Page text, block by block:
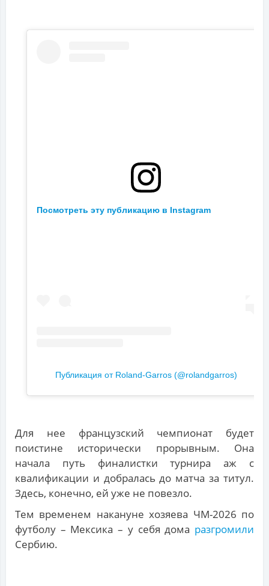
Посмотреть эту публикацию в Instagram
Публикация от Roland-Garros (@rolandgarros)
Для нее французский чемпионат будет
поистине исторически прорывным. Она
начала путь финалистки турнира аж с
квалификации и добралась до матча за титул.
Здесь, конечно, ей уже не повезло.
Тем временем накануне хозяева ЧМ-2026 по
футболу – Мексика – у себя дома разгромили
Сербию.